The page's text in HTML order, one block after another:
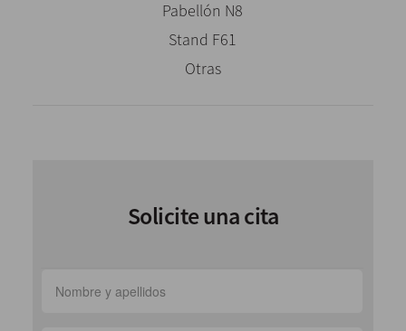
Pabellón N8
Stand F61
Otras
Solicite una cita